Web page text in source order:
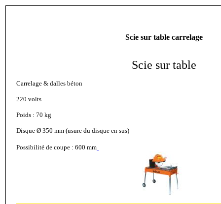
Scie sur table carrelage
Scie sur table
Carrelage & dalles béton
220 volts
Poids : 70 kg
Disque Ø 350 mm (usure du disque en sus)
Possibilité de coupe : 600 mm